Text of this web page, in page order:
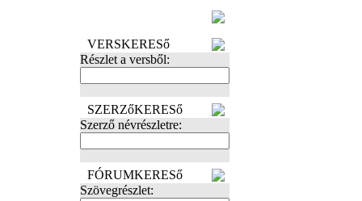
VERSKERESő
Részlet a versből:
SZERZőKERESő
Szerző névrészletre:
FÓRUMKERESő
Szövegrészlet: